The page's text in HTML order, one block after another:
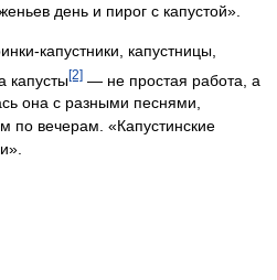
день и пирог с капустой».
капустники, капустницы,
капусты[2] — не простая работа, а
она с разными песнями,
по вечерам. «Капустинские